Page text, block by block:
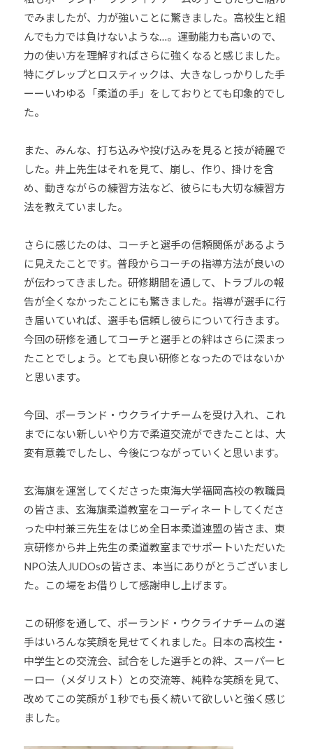
でみましたが、力が強いことに驚きました。高校生と組
んでも力では負けないような…。運動能力も高いので、
力の使い方を理解すればさらに強くなると感じました。
特にグレップとロスティックは、大きなしっかりした手
ーーいわゆる「柔道の手」をしておりとても印象的でし
た。
また、みんな、打ち込みや投げ込みを見ると技が綺麗で
した。井上先生はそれを見て、崩し、作り、掛けを含
め、動きながらの練習方法など、彼らにも大切な練習方
法を教えていました。
さらに感じたのは、コーチと選手の信頼関係があるよう
に見えたことです。普段からコーチの指導方法が良いの
が伝わってきました。研修期間を通して、トラブルの報
告が全くなかったことにも驚きました。指導が選手に行
き届いていれば、選手も信頼し彼らについて行きます。
今回の研修を通してコーチと選手との絆はさらに深まっ
たことでしょう。とても良い研修となったのではないか
と思います。
今回、ポーランド・ウクライナチームを受け入れ、これ
までにない新しいやり方で柔道交流ができたことは、大
変有意義でしたし、今後につながっていくと思います。
玄海旗を運営してくださった東海大学福岡高校の教職員
の皆さま、玄海旗柔道教室をコーディネートしてくださ
った中村兼三先生をはじめ全日本柔道連盟の皆さま、東
京研修から井上先生の柔道教室までサポートいただいた
NPO法人JUDOsの皆さま、本当にありがとうございまし
た。この場をお借りして感謝申し上げます。
この研修を通して、ポーランド・ウクライナチームの選
手はいろんな笑顔を見せてくれました。日本の高校生・
中学生との交流会、試合をした選手との絆、スーパーヒ
ーロー（メダリスト）との交流等、純粋な笑顔を見て、
改めてこの笑顔が１秒でも長く続いて欲しいと強く感じ
ました。